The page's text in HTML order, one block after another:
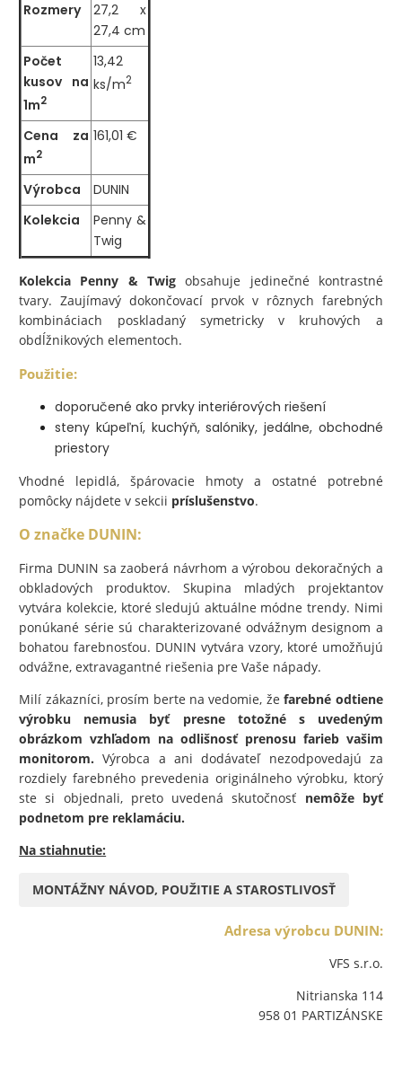
Rozmery
27,2 x
27,4 cm
Počet
kusov na
1m2
13,42
ks/m2
Cena za
m2
161,01 €
Výrobca
DUNIN
Kolekcia
Penny &
Twig
Kolekcia Penny & Twig obsahuje jedinečné kontrastné
tvary. Zaujímavý dokončovací prvok v rôznych farebných
kombináciach poskladaný symetricky v kruhových a
obdĺžnikových elementoch.
Použitie:
doporučené ako prvky interiérových riešení
steny kúpeľní, kuchýň, salóniky, jedálne, obchodné
priestory
Vhodné lepidlá, špárovacie hmoty a ostatné potrebné
pomôcky nájdete v sekcii príslušenstvo.
O značke DUNIN:
Firma DUNIN sa zaoberá návrhom a výrobou dekoračných a
obkladových produktov. Skupina mladých projektantov
vytvára kolekcie, ktoré sledujú aktuálne módne trendy. Nimi
ponúkané série sú charakterizované odvážnym designom a
bohatou farebnosťou. DUNIN vytvára vzory, ktoré umožňujú
odvážne, extravagantné riešenia pre Vaše nápady.
Milí zákazníci, prosím berte na vedomie, žefarebné odtiene
výrobku nemusia byť presne totožné s uvedeným
obrázkom vzhľadom na odlišnosť prenosu farieb vašim
monitorom.Výrobca a ani dodávateľ nezodpovedajú za
rozdiely farebného prevedenia originálneho výrobku, ktorý
ste si objednali, preto uvedená skutočnosť nemôže byť
podnetom pre reklamáciu.
Na stiahnutie:
MONTÁŽNY NÁVOD, POUŽITIE A STAROSTLIVOSŤ
Adresa výrobcu DUNIN:
VFS s.r.o.
Nitrianska 114
958 01 PARTIZÁNSKE